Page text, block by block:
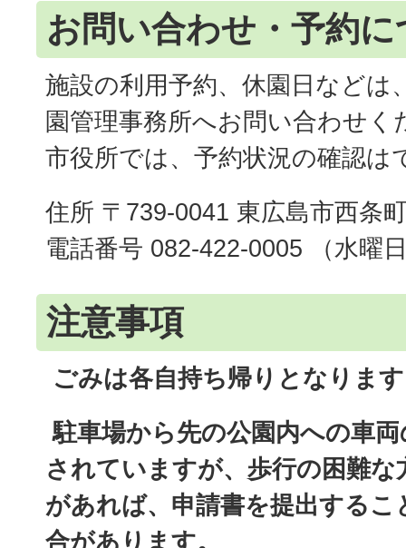
お問い合わせ・予約
施設の利用予約、休園日などは
園管理事務所へお問い合わせく
市役所では、予約状況の確認は
住所 〒739-0041 東広島市西条
電話番号 082-422-0005 （水曜
注意事項
ごみは各自持ち帰りとなりま
駐車場から先の公園内への車
されていますが、歩行の困難な
があれば、申請書を提出するこ
合があります。